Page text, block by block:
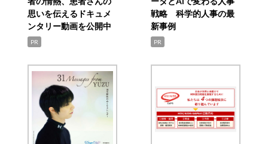
思いを伝えるドキュメ
ンタリー動画を公開中
PR
戦略 科学的人事の最
新事例
PR